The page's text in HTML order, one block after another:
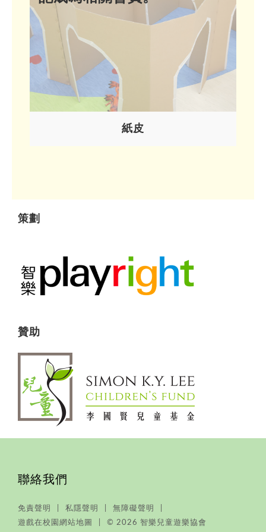
紙皮
策劃
贊助
聯絡我們
免責聲明 私隱聲明
無障礙聲明
遊戲在校園網站地圖
© 2026 智樂兒童遊樂協會